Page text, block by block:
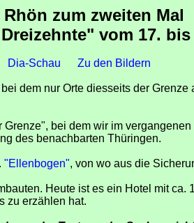
Rhön zum zweiten Mal
vom 17. bis
Dia-Schau Zu den Bildern
dem nur Orte diesseits der
bei dem wir im
des benachbarten Thüringen.
"Ellenbogen", von wo aus die
Heute ist es ein Hotel mit
zu erzählen hat.